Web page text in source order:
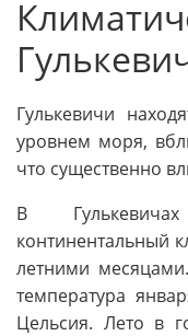
Гулькевичи
уровнем моря,
что существенно
В
континентальный
летними
температура
Цельсия. Лето в